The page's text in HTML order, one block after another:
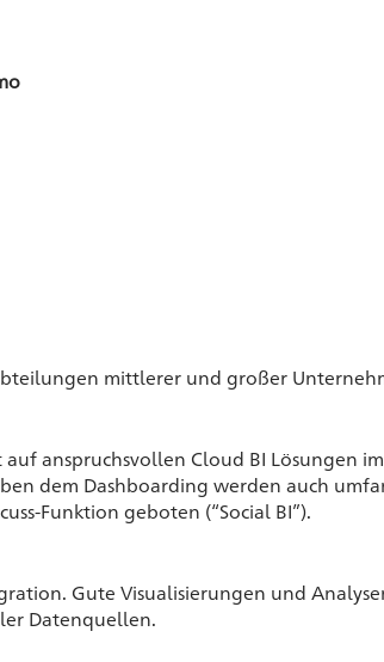
mittlerer und großer
auf anspruchsvollen Cloud BI Lösungen
dem Dashboarding werden auch
Funktion geboten (“Social BI”).
Gute Visualisierungen und
Datenquellen.